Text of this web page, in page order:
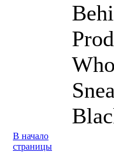
В начало
страницы